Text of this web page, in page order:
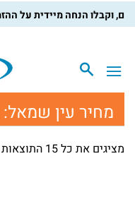
מחיר עין שמאל:
מציגים את כל ⁦15⁩ התוצאות